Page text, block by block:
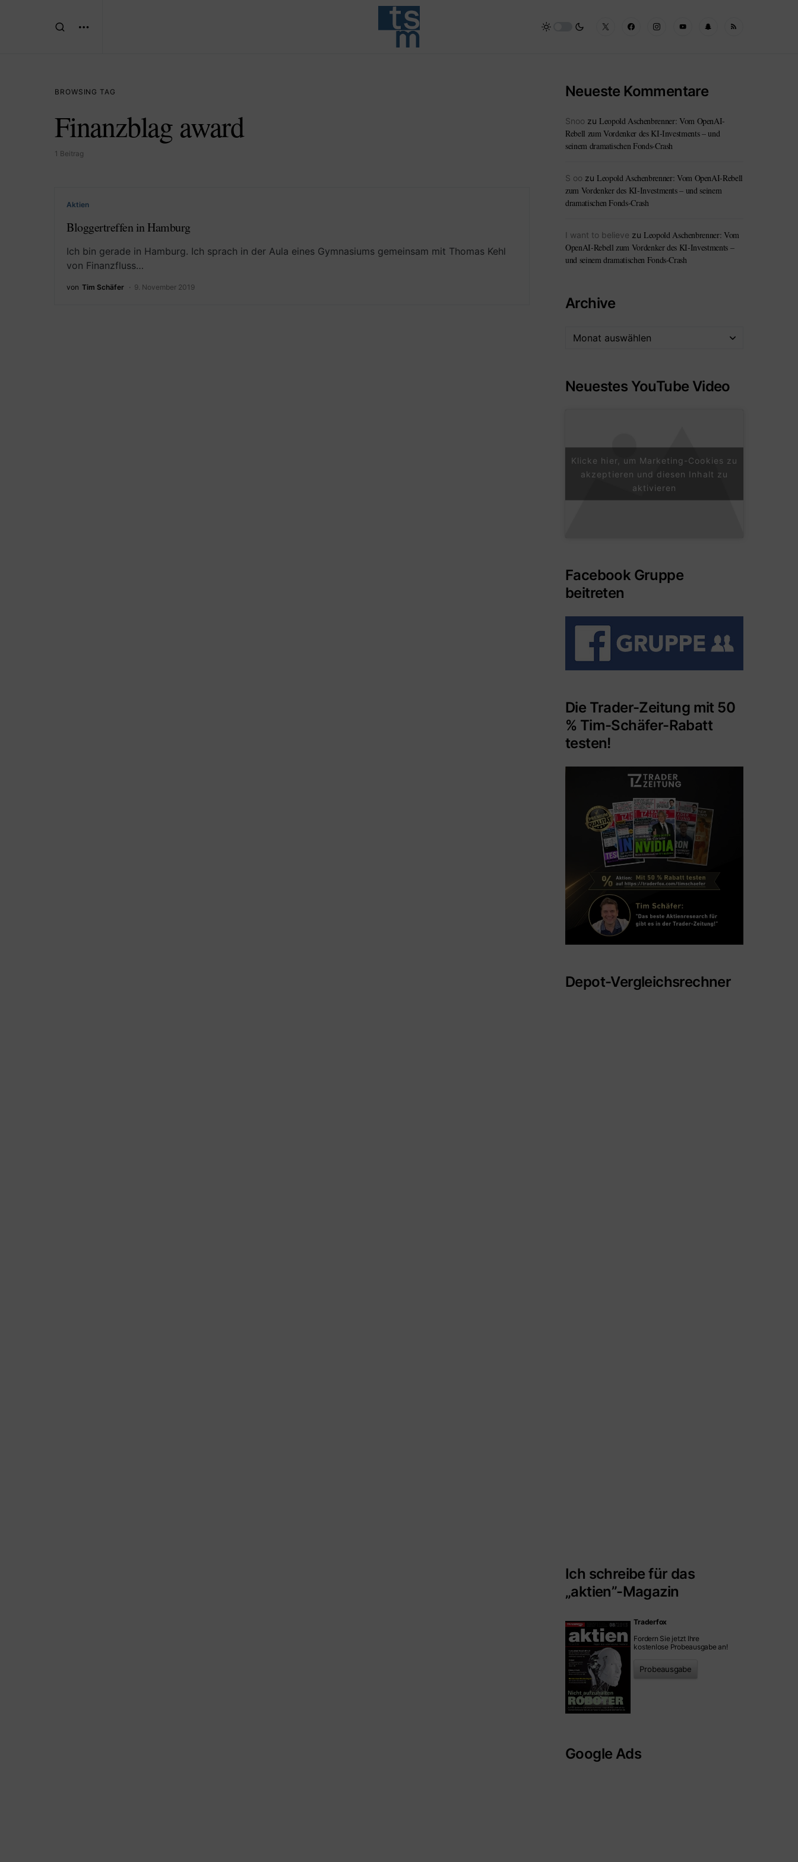
BROWSING TAG
Finanzblag award
1 Beitrag
Aktien
Bloggertreffen in Hamburg
Ich bin gerade in Hamburg. Ich sprach in der Aula eines Gymnasiums gemeinsam mit Thomas Kehl
von Finanzfluss…
von Tim Schäfer 9. November 2019
Neueste Kommentare
Snoo zu Leopold Aschenbrenner: Vom OpenAI-
Rebell zum Vordenker des KI-Investments – und
seinem dramatischen Fonds-Crash
S oo zu Leopold Aschenbrenner: Vom OpenAI-Rebell
zum Vordenker des KI-Investments – und seinem
dramatischen Fonds-Crash
I want to believe zu Leopold Aschenbrenner: Vom
OpenAI-Rebell zum Vordenker des KI-Investments –
und seinem dramatischen Fonds-Crash
Archive
Neuestes YouTube Video
Klicke hier, um Marketing-Cookies zu
akzeptieren und diesen Inhalt zu
aktivieren
Facebook Gruppe
beitreten
Die Trader-Zeitung mit 50
% Tim-Schäfer-Rabatt
testen!
Depot-Vergleichsrechner
Ich schreibe für das
„aktien”-Magazin
Traderfox
Fordern Sie jetzt Ihre
kostenlose Probeausgabe an!
Probeausgabe
Google Ads